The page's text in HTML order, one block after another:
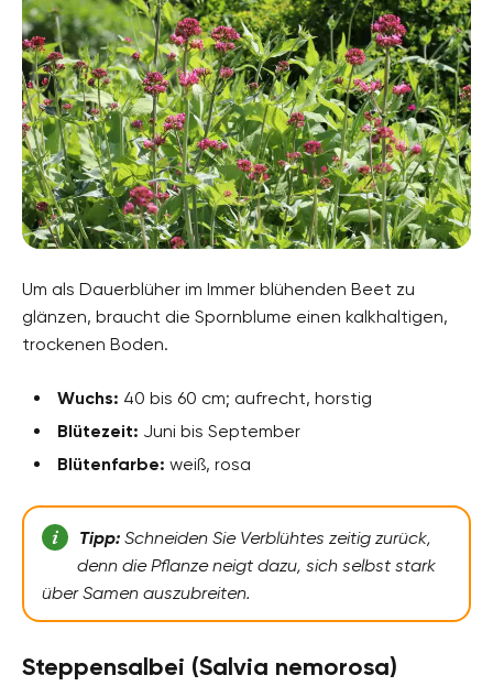
Um als Dauerblüher im Immer blühenden Beet zu
glänzen, braucht die Spornblume einen kalkhaltigen,
trockenen Boden.
Wuchs: 40 bis 60 cm; aufrecht, horstig
Blütezeit: Juni bis September
Blütenfarbe: weiß, rosa
Tipp: Schneiden Sie Verblühtes zeitig zurück,
denn die Pflanze neigt dazu, sich selbst stark
über Samen auszubreiten.
Steppensalbei (Salvia nemorosa)